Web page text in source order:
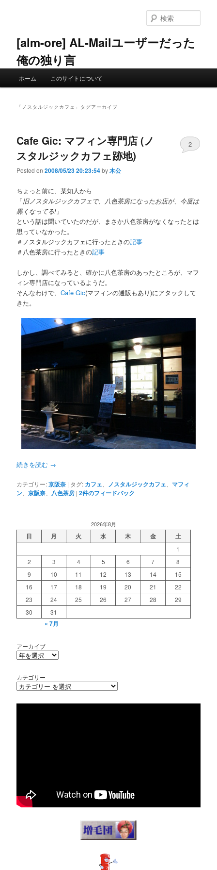
ン
へ
ツ
移
[alm-ore] AL-Mailユーザーだった
俺の独り言
索
ホーム このサイトについて
「 ノスタルジックカフェ 」タグアーカイブ
Cafe Gic: マフィン専門店 (ノ
スタルジックカフェ跡地)
Posted on2008/05/23 20:23:54by木公
2
ちょっと前に、某知人から
「旧ノスタルジックカフェで、八色茶房になったお店が、今度は
黒くなってる! 」
という話は聞いていたのだが、まさか八色茶房がなくなったとは
思っていなかった。
＃ノスタルジックカフェに行ったときの記事
＃八色茶房に行ったときの記事
しかし、調べてみると、確かに八色茶房のあったところが、マフ
ィン専門店になっているようだ。
そんなわけで、Cafe Gic(マフィンの通販もあり)にアタックして
きた。
続きを読む →
カテゴリー:京阪奈 | タグ: カフェ ノスタルジックカフェ
マフィ
ン 、京阪奈 八色茶房 |2件のフィードバック
2026年8月
日 月 火 水 木 金 土
1
2
3 4 5 6 7
8
9
10 11 12 13 14
15
16
17 18 19 20 21
22
23
24 25 26 27 28
29
30
31
« 7月
アーカイブ
カテゴリー